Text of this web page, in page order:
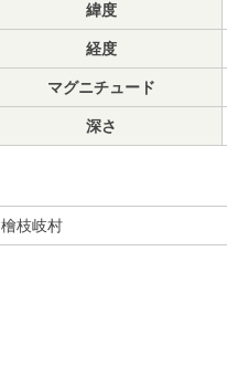
緯度
経度
マグニチュード
深さ
檜枝岐村